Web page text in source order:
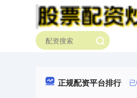
正规配资平台排行